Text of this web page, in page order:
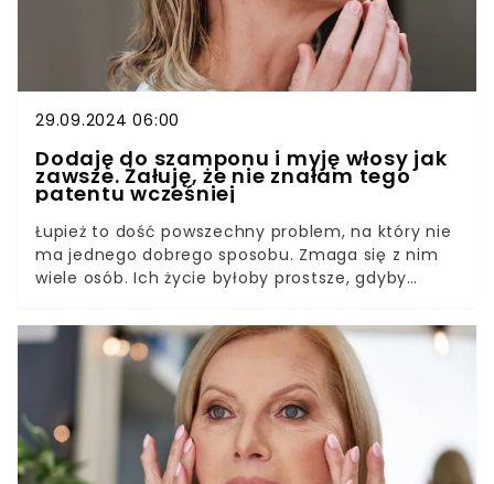
29.09.2024 06:00
Dodaję do szamponu i myję włosy jak
zawsze. Żałuję, że nie znałam tego
patentu wcześniej
Łupież to dość powszechny problem, na który nie
ma jednego dobrego sposobu. Zmaga się z nim
wiele osób. Ich życie byłoby prostsze, gdyby
zasady gry.